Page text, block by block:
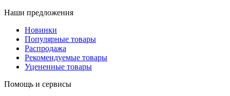
Наши предложения
Новинки
Популярные товары
Распродажа
Рекомендуемые товары
Уцененные товары
Помощь и сервисы